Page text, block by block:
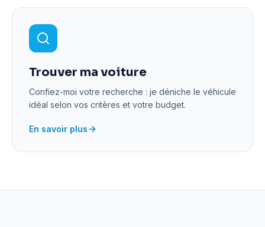
Trouver ma voiture
Confiez-moi votre recherche : je déniche le véhicule
idéal selon vos critères et votre budget.
En savoir plus